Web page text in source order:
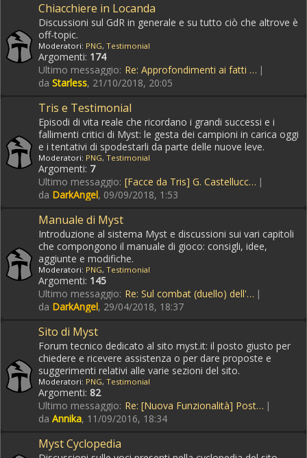
Chiacchiere in Locanda
Discussioni sul GdR in generale e su tutto ciò che altrove è
off-topic.
Moderatori: PNG, Testimonial
Argomenti: 174
Ultimo messaggio: Re: Approfondimenti ai fatti …
da Starless, 21/10/2018, 20:05
Tris e Testimonial
Episodi di vita reale che ricordano i grandi successi e i
fallimenti critici di Myst: le gesta dei campioni in carica oggi
e i tentativi di spodestarli da parte delle nuove leve.
Moderatori: PNG, Testimonial
Argomenti: 7
Ultimo messaggio: [Facce da Tris] G. Castellucc…
da DarkAngel, 09/09/2018, 1:53
Manuale di Myst
Introduzione al sistema Myst e discussioni sui vari capitoli
che compongono il manuale di gioco: consigli, idee,
aggiunte e modifiche.
Moderatori: PNG, Testimonial
Argomenti: 145
Ultimo messaggio: Re: Sul combat (duello) dell'…
da DarkAngel, 29/04/2018, 18:37
Sito di Myst
Forum tecnico dedicato al sito myst.it: il posto giusto per
chiedere e ricevere assistenza o per dare proposte e
suggerimenti relativi alle varie sezioni del sito.
Moderatori: PNG, Testimonial
Argomenti: 82
Ultimo messaggio: Re: [Nuova Funzionalità] Post…
da Annika, 11/09/2016, 18:34
Myst Cyclopedia